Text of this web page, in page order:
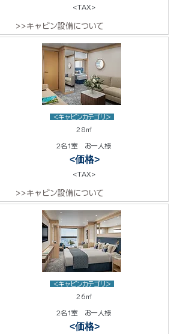
<TAX>
>>キャビン設備について
<キャビンカテゴリ>
28㎡
2名1室 お一人様
<価格>
<TAX>
>>キャビン設備について
<キャビンカテゴリ>
26㎡
2名1室 お一人様
<価格>